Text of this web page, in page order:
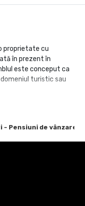
- Pensiuni de vânzare
proprietate cu
în prezent în
este conceput ca
turistic sau
cu o suprafață utilă